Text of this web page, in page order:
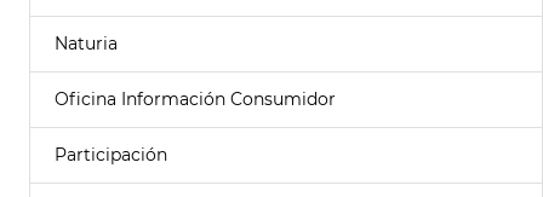
Naturia
Oficina Información Consumidor
Participación